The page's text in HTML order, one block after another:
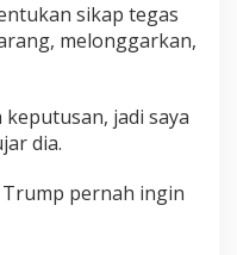
sikap tegas
melonggarkan,
jadi saya
dia.
pernah ingin